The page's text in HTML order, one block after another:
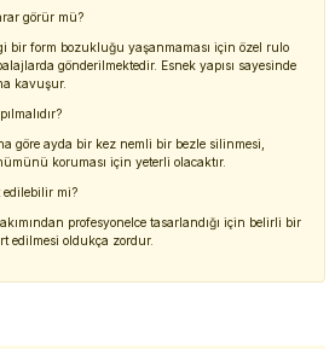
görür mü?
bir form bozukluğu yaşanmaması için özel rulo
gönderilmektedir. Esnek yapısı sayesinde
kavuşur.
göre ayda bir kez nemli bir bezle silinmesi,
koruması için yeterli olacaktır.
edilebilir mi?
profesyonelce tasarlandığı için belirli bir
edilmesi oldukça zordur.